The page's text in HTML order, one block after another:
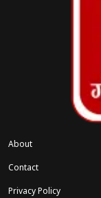
About
Contact
Privacy Policy